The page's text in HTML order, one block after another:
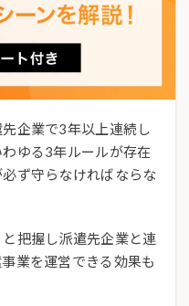
企業で3年以上連続し
ゆる3年ルールが存在
ず守らなければならな
把握し派遣先企業と連
業を運営できる効果も